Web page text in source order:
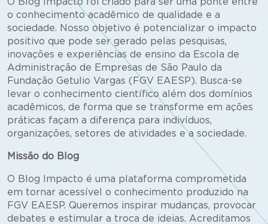
o conhecimento acadêmico de qualidade e a
sociedade. Nosso objetivo é potencializar o impacto
positivo que pode ser gerado pelas pesquisas,
inovações e experiências de ensino da Escola de
Administração de Empresas de São Paulo da
Fundação Getulio Vargas (FGV EAESP). Busca-se
levar o conhecimento científico além dos domínios
acadêmicos, de forma que se transforme em ações
práticas façam a diferença para indivíduos,
organizações, setores de atividades e a sociedade.
Missão do Blog
O Blog Impacto é uma plataforma comprometida
em tornar acessível o conhecimento produzido na
FGV EAESP. Queremos inspirar mudanças, provocar
debates e estimular a troca de ideias. Acreditamos